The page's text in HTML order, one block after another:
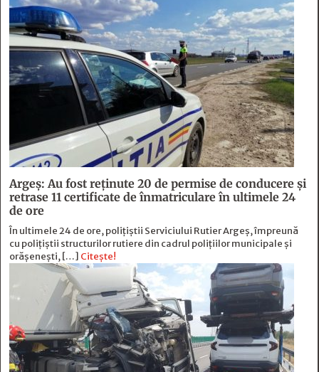
Argeș: Au fost reținute 20 de permise de conducere și
retrase 11 certificate de înmatriculare în ultimele 24
de ore
În ultimele 24 de ore, polițiștii Serviciului Rutier Argeș, împreună
cu polițiștii structurilor rutiere din cadrul polițiilor municipale și
orășenești, […] Citește!